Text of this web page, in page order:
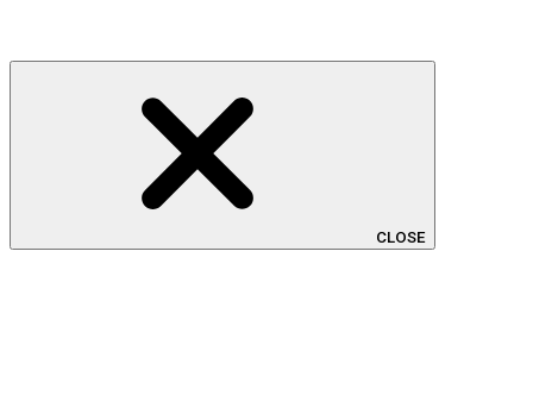
CLOSE